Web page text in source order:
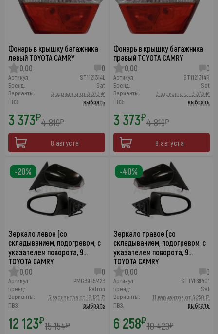
Фонарь в крышку багажника
левый TOYOTA CAMRY
0,00
0
Артикул:
ST1121314L
Бренд:
Sat
Варианты:
3 варианта от 3 373 ₽
ПВЗ:
выбрать
3 373₽4 819₽
8 августа
Фонарь в крышку багажника
правый TOYOTA CAMRY
0,00
0
Артикул:
ST1121314R
Бренд:
Sat
Варианты:
3 варианта от 3 373 ₽
ПВЗ:
выбрать
3 373₽4 819₽
8 августа
Зеркало левое (со
складыванием, подогревом, с
указателем поворота, 9…
TOYOTA CAMRY
0,00
0
Артикул:
PMG3945M23
Бренд:
Patron
Варианты:
5 вариантов от 12 123 ₽
ПВЗ:
выбрать
12 123₽15 154₽
-20%
Зеркало правое (со
складыванием, подогревом, с
указателем поворота, 9…
TOYOTA CAMRY
0,00
0
Артикул:
STTYL69401
Бренд:
Sat
Варианты:
11 вариантов от 6 258 ₽
ПВЗ:
выбрать
6 258₽10 429₽
-40%